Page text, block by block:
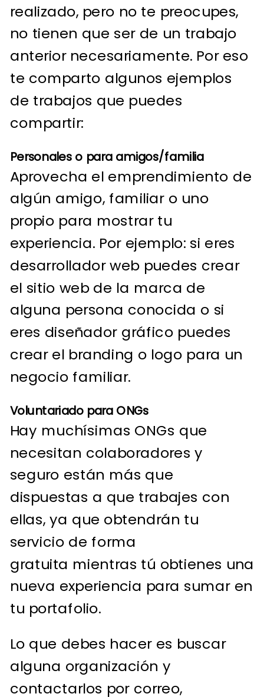
realizado, pero no te preocupes,
no tienen que ser de un trabajo
anterior necesariamente. Por eso
te comparto algunos ejemplos
de trabajos que puedes
compartir:
Personales o para amigos/familia
Aprovecha el emprendimiento de
algún amigo, familiar o uno
propio para mostrar tu
experiencia. Por ejemplo: si eres
desarrollador web puedes crear
el sitio web de la marca de
alguna persona conocida o si
eres diseñador gráfico puedes
crear el branding o logo para un
negocio familiar.
Voluntariado para ONGs
Hay muchísimas ONGs que
necesitan colaboradores y
seguro están más que
dispuestas a que trabajes con
ellas, ya que obtendrán tu
servicio de forma
gratuita mientras tú obtienes una
nueva experiencia para sumar en
tu portafolio.
Lo que debes hacer es buscar
alguna organización y
contactarlos por correo,